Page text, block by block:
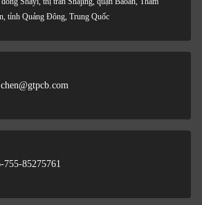
tỉnh Quảng Đông, Trung Quốc
755-85275761